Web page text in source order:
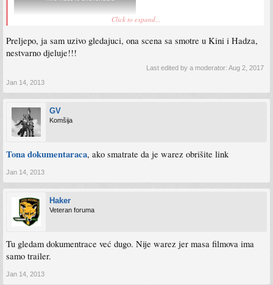
obavezno pogledati u sto boljem kvalitetu
Click to expand...
Preljepo, ja sam uzivo gledajuci, ona scena sa smotre u Kini i Hadza,
nestvarno djeluje!!!
Last edited by a moderator: Aug 2, 2017
Jan 14, 2013
GV
Komšija
Tona dokumentaraca, ako smatrate da je warez obrišite link
Jan 14, 2013
Haker
Veteran foruma
Tu gledam dokumentrace već dugo. Nije warez jer masa filmova ima
samo trailer.
Jan 14, 2013